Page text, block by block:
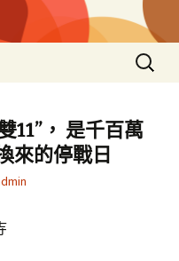
搜
尋
鍵
字:
11”， 是千百萬
來的停戰日